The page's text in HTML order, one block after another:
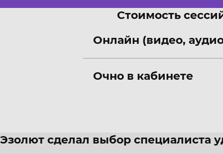
Стоимость
Онлайн (видео,
Очно в кабинете
Эзолют сделал выбор специалиста